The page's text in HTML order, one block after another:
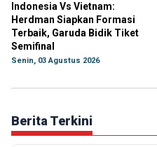
Indonesia Vs Vietnam:
Herdman Siapkan Formasi
Terbaik, Garuda Bidik Tiket
Semifinal
Senin, 03 Agustus 2026
Berita Terkini